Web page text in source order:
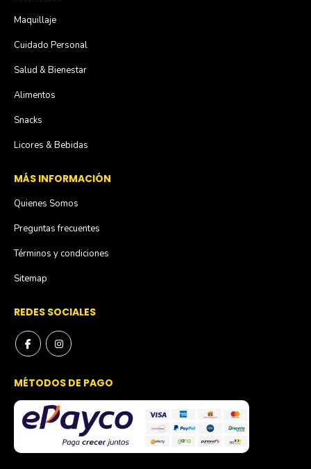
Maquillaje
Cuidado Personal
Salud & Bienestar
Alimentos
Snacks
Licores & Bebidas
MÁS INFORMACIÓN
Quienes Somos
Preguntas frecuentes
Términos y condiciones
Sitemap
REDES SOCIALES
MÉTODOS DE PAGO